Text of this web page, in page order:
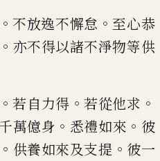
。不放逸不懈怠 。 至心恭
。 亦不得以諸不淨物等供
。若自力得 。若從他求 。
萬億身 。 悉禮如來 。 彼
。 供養如來及支提 。 彼一